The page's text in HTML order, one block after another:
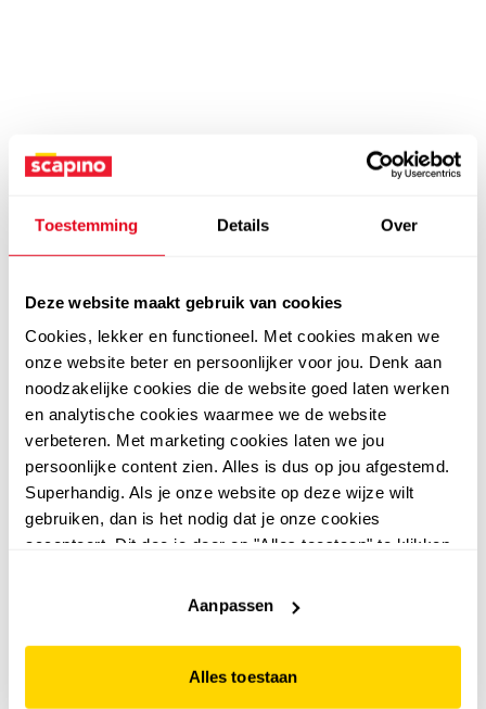
Toestemming Details Over
Deze website maakt gebruik van cookies
Cookies, lekker en functioneel. Met cookies maken we
onze website beter en persoonlijker voor jou. Denk aan
noodzakelijke cookies die de website goed laten werken
en analytische cookies waarmee we de website
verbeteren. Met marketing cookies laten we jou
persoonlijke content zien. Alles is dus op jou afgestemd.
Superhandig. Als je onze website op deze wijze wilt
gebruiken, dan is het nodig dat je onze cookies
accepteert. Dit doe je door op "Alles toestaan" te klikken.
website niet optimaal functioneert.
Aanpassen
Alles toestaan